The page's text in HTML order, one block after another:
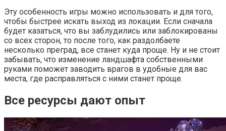
Эту особенность игры можно использовать и для того,
чтобы быстрее искать выход из локации. Если сначала
будет казаться, что вы заблудились или заблокированы
со всех сторон, то после того, как раздолбаете
несколько преград, все станет куда проще. Ну и не стоит
забывать, что изменение ландшафта собственными
руками поможет заводить врагов в удобные для вас
места, где расправляться с ними станет проще.
Все ресурсы дают опыт